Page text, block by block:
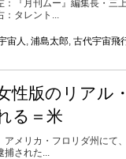
：『月刊ムー』編集長・三
：タレント...
宙人 , 浦島太郎, 古代宇宙飛
性版のリアル
る＝米
メリカ・フロリダ州にて
捕された...